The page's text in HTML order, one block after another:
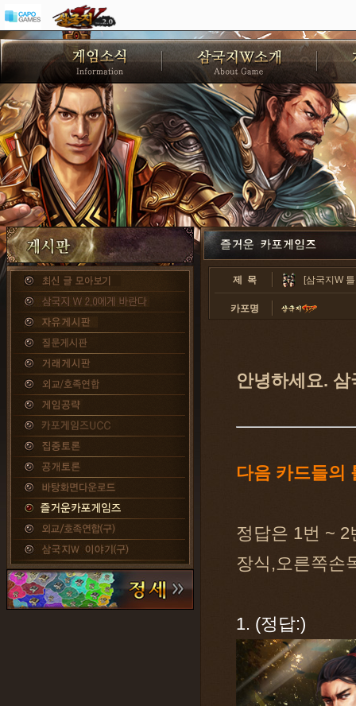
제 목 [삼국지W
카포명
안녕하세요. 삼
다음 카드들의
정답은 1번 ~
장식,오른쪽손
1. (정답:)